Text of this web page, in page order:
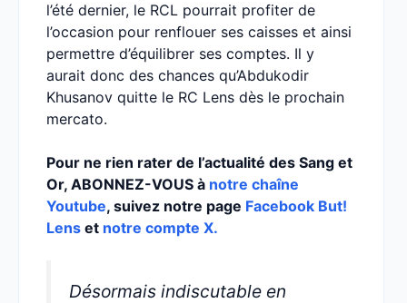
l’été dernier, le RCL pourrait profiter de
l’occasion pour renflouer ses caisses et ainsi
permettre d’équilibrer ses comptes. Il y
aurait donc des chances qu’Abdukodir
Khusanov quitte le RC Lens dès le prochain
mercato.
Pour ne rien rater de l’actualité des Sang et
Or, ABONNEZ-VOUS à notre chaîne
Youtube, suivez notre page Facebook But!
Lens et notre compte X.
Désormais indiscutable en